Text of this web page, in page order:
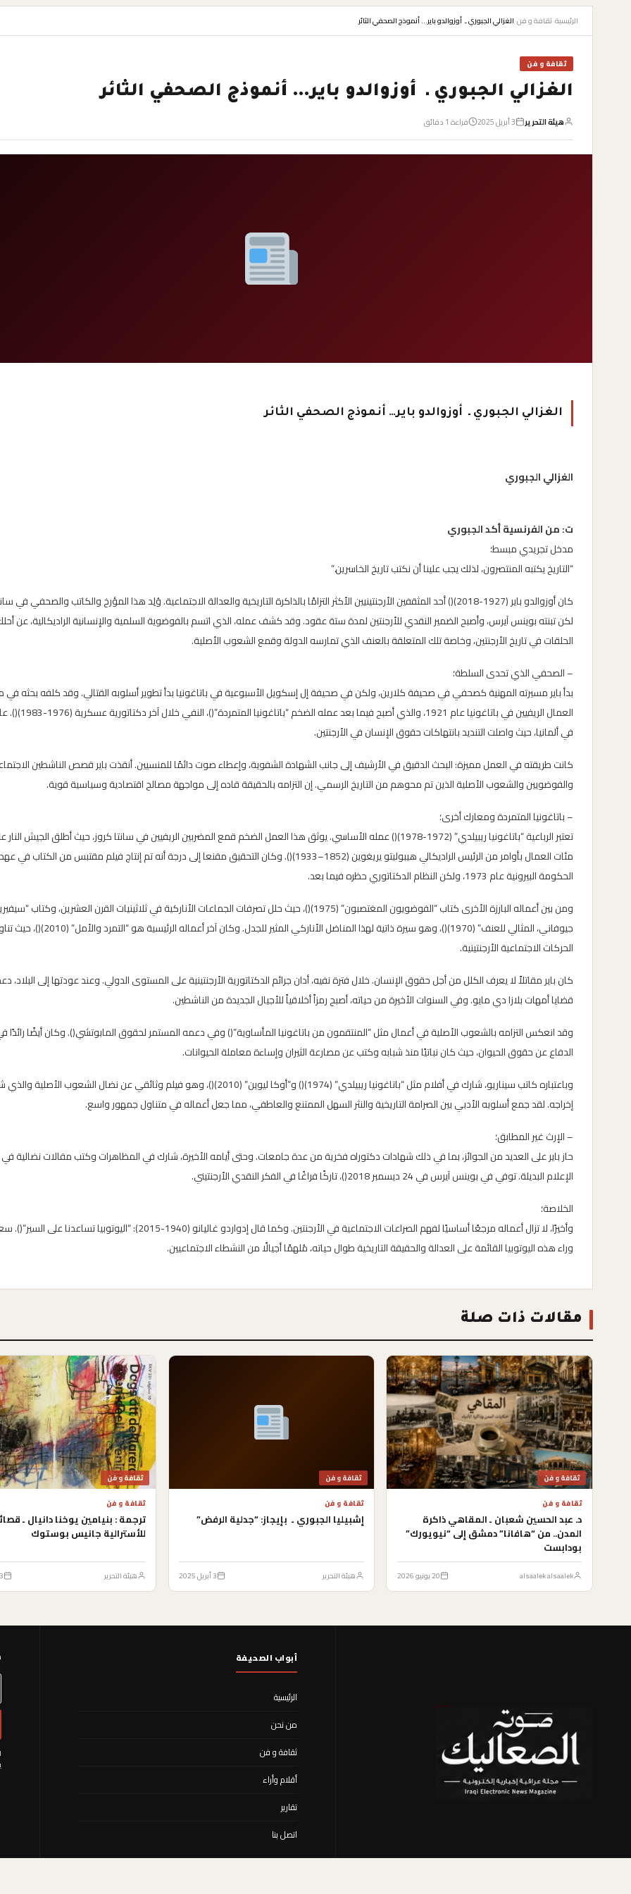
الرئيسية›ثقافة و فن›الغزالي الجبوري ـ أوزوالدو باير… أنموذج الصحفي الثائر
ثقافة و فن
الغزالي الجبوري ـ أوزوالدو باير… أنموذج الصحفي الثائر
هيئة التحرير 3 أبريل 2025 قراءة 1 دقائق
الغزالي الجبوري ـ أوزوالدو باير… أنموذج الصحفي الثائر
الغزالي الجبوري
ت: من الفرنسية أكد الجبوري
مدخل تجريدي مبسط؛
“التاريخ يكتبه المنتصرون، لذلك يجب علينا أن نكتب تاريخ الخاسرين.”
كان أوزوالدو باير (1927-2018)() أحد المثقفين الأرجنتينيين الأكثر التزامًا بالذاكرة التاريخية والعدالة الاجتماعية. وُلِد هذا المؤرخ والكاتب والصحفي في
لكن تبنته بوينس آيرس، وأصبح الضمير النقدي للأرجنتين لمدة ستة عقود. وقد كشف عمله، الذي اتسم بالفوضوية السلمية والإنسانية الراديكالية، عن
الحلقات في تاريخ الأرجنتين، وخاصة تلك المتعلقة بالعنف الذي تمارسه الدولة وقمع الشعوب الأصلية.
– الصحفي الذي تحدى السلطة؛
بدأ باير مسيرته المهنية كصحفي في صحيفة كلارين، ولكن في صحيفة إل إسكويل الأسبوعية في باتاغونيا بدأ تطوير أسلوبه القتالي. وقد كلفه بحثه في
العمال الريفيين في باتاغونيا عام 1921، والذي أصبح فيما بعد عمله
في ألمانيا، حيث واصلت التنديد بانتهاكات حقوق الإنسان في الأرجنتين.
كانت طريقته في العمل مميزة: البحث الدقيق في الأرشيف إلى جانب الشهادة الشفوية، وإعطاء صوت دائمًا للمنسيين. أنقذت باير قصص الناشطين
والفوضويين والشعوب الأصلية الذين تم محوهم من التاريخ الرسمي. إن التزامه بالحقيقة قاده إلى مواجهة مصالح اقتصادية وسياسية قوية.
– باتاغونيا المتمردة ومعارك أخرى؛
تعتبر الرباعية “باتاغونيا ريبيلدي” (1972-1978)() عمله الأساسي. يوثق هذا العمل الضخم قمع المضربين الريفيين في سانتا كروز، حيث أطلق الجيش
مئات العمال بأوامر من الرئيس الراديكالي هيبوليتو يريغوين (1852–1933)(). وكان التحقيق مقنعا إلى درجة أنه تم إنتاج فيلم مقتبس من الكتاب في عهد
الحكومة البيرونية عام 1973، ولكن النظام الدكتاتوري حظره فيما بعد.
ومن بين أعماله البارزة الأخرى كتاب “الفوضويون المغتصبون” (1975)()، حيث حلل تصرفات الجماعات الأناركية في ثلاثينيات القرن العشرين، وكتاب
جيوفاني، المثالي للعنف” (1970)()، وهو سيرة ذاتية لهذا المناضل الأناركي المثير للجدل. وكان
الحركات الاجتماعية الأرجنتينية.
كان باير مقاتلاً لا يعرف الكلل من أجل حقوق الإنسان. خلال فترة نفيه، أدان جرائم الدكتاتورية الأرجنتينية على المستوى الدولي. وعند عودتها إلى البلاد،
قضايا أمهات بلازا دي مايو. وفي السنوات الأخيرة من حياته، أصبح رمزاً أخلاقياً للأجيال الجديدة من الناشطين.
وقد انعكس التزامه بالشعوب الأصلية في أعمال مثل “المنتقمون من باتاغونيا المأساوية”() وفي دعمه المستمر لحقوق المابوتشي(). وكان أيضًا رائدًا
الدفاع عن حقوق الحيوان، حيث كان نباتيًا منذ شبابه وكتب عن مصارعة الثيران وإساءة معاملة الحيوانات.
وباعتباره كاتب سيناريو، شارك في أفلام مثل “باتاغونيا ريبيلدي” (1974)() و”أوكا ليوين” (2010)()، وهو فيلم وثائقي عن نضال الشعوب
إخراجه. لقد جمع أسلوبه الأدبي بين الصرامة التاريخية والنثر السهل الممتنع والعاطفي، مما جعل أعماله في متناول جمهور واسع.
– الإرث غير المطابق؛
حاز باير على العديد من الجوائز، بما في ذلك شهادات دكتوراه فخرية من عدة جامعات. وحتى أيامه الأخيرة، شارك في المظاهرات وكتب مقالات نضالية
الإعلام البديلة. توفي في بوينس آيرس في 24 ديسمبر 2018()، تاركًا فراغًا في الفكر النقدي الأرجنتيني.
الخلاصة؛
وأخيرًا، لا تزال أعماله مرجعًا أساسيًا لفهم الصراعات الاجتماعية في الأرجنتين. وكما قال إدواردو غاليانو (1940-2015): “اليوتوبيا
وراء هذه اليوتوبيا القائمة على العدالة والحقيقة التاريخية طوال حياته، مُلهمًا أجيالًا من النشطاء الاجتماعيين.
مقالات ذات صلة
ثقافة و فن
ثقافة و فن
د. عبد الحسين شعبان ـ المقاهي ذاكرة
المدن.. من “هافانا” دمشق إلى “نيويورك”
بودابست
alsaalek alsaalek 20 يونيو 2026
ثقافة و فن
ثقافة و فن
إشبيليا الجبوري ـ بإيجاز: “جدلية الرفض”
هيئة التحرير 3 أبريل 2025
ثقافة و فن
ثقافة و فن
ترجمة : بنيامين
للأسترالية جانيس بوستوك
هيئة التحرير 23
أبواب الصحيفة
الرئيسية
من نحن
ثقافة و فن
أقلام وأراء
تقارير
اتصل بنا